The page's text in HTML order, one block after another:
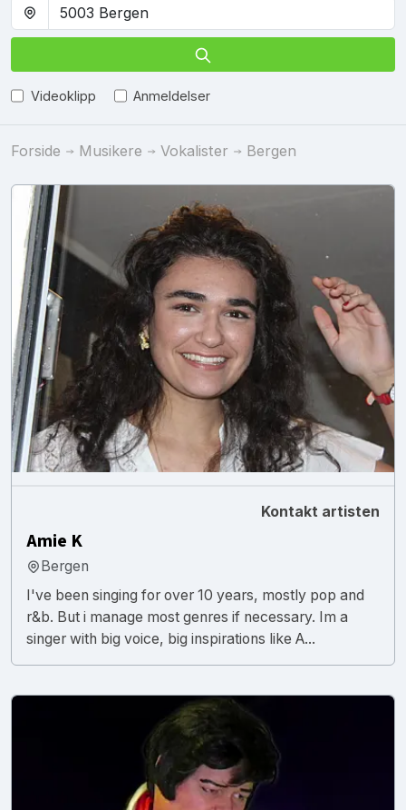
Videoklipp Anmeldelser
Forside Musikere Vokalister Bergen
Kontakt artisten
Amie K
Bergen
I've been singing for over 10 years, mostly pop and
r&b. But i manage most genres if necessary. Im a
singer with big voice, big inspirations like A...